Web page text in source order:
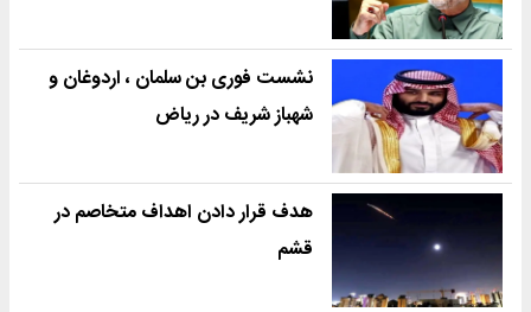
نشست فوری بن سلمان ، اردوغان و
شهباز شریف در ریاض
هدف قرار دادن اهداف متخاصم در
قشم